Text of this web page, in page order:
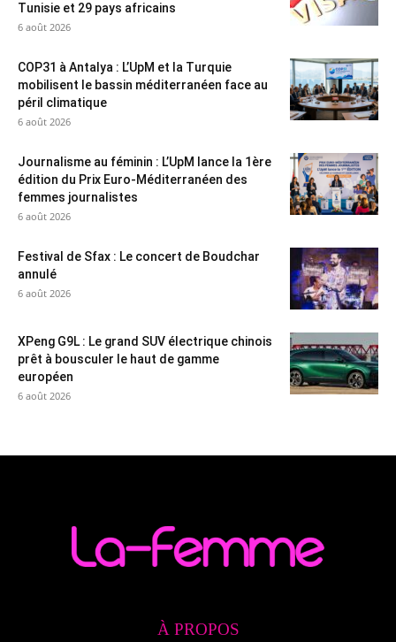
Tunisie et 29 pays africains
6 août 2026
COP31 à Antalya : L’UpM et la Turquie
mobilisent le bassin méditerranéen face au
péril climatique
6 août 2026
Journalisme au féminin : L’UpM lance la 1ère
édition du Prix Euro-Méditerranéen des
femmes journalistes
6 août 2026
Festival de Sfax : Le concert de Boudchar
annulé
6 août 2026
XPeng G9L : Le grand SUV électrique chinois
prêt à bousculer le haut de gamme
européen
6 août 2026
À PROPOS